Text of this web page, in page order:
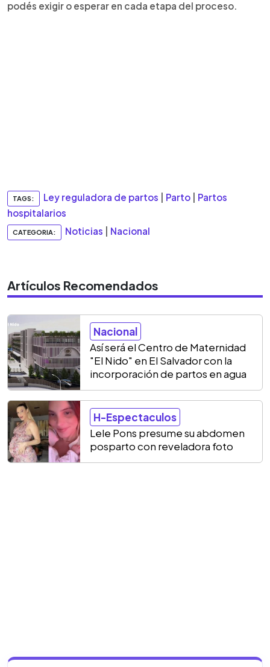
podés exigir o esperar en cada etapa del proceso.
TAGS: Ley reguladora de partos Parto
Partos
hospitalarios
CATEGORIA: Noticias Nacional
Artículos Recomendados
Nacional
Así será el Centro de Maternidad
"El Nido" en El Salvador con la
incorporación de partos en agua
H-Espectaculos
Lele Pons presume su abdomen
posparto con reveladora foto